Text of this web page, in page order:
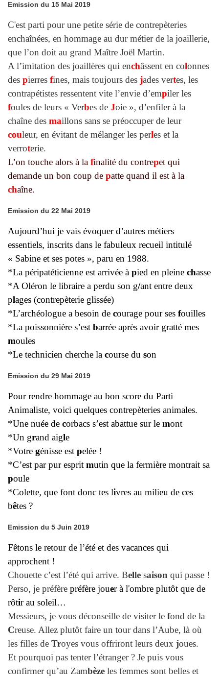
Emission du 15 Mai 2019
C'est parti pour une petite série de contrepèteries
enchaînées, en hommage au dur métier de la joaillerie,
que l’on doit au grand Maître Joël Martin.
A l’imitation des joaillères qui enchâssent en colonnes
des pierres fines, mais toujours des jades vertes, les
contrapétistes ressentent vite l’envie d’empiler les
foules de leurs « Verbes de Joie », d’enfiler à la
chaîne des maillons sans se préoccuper de leur
couleur, en évitant de mélanger les perles et la
verroterie.
L’on touche alors à la finalité du contrepet qui
demande un bon coup de patte quand il est à la
chaîne.
Emission du 22 Mai 2019
Aujourd’hui je vais évoquer d’autres métiers
essentiels, inscrits dans le fabuleux recueil intitulé
« Sabine et ses potes », paru en 1988.
*La péripatéticienne est arrivée à pied en pleine chasse
*A Oléron le libraire a perdu son g/ant entre deux
plages (contrepèterie glissée)
*L’archéologue a besoin de courage pour ses fouilles
*La poissonnière s’est barrée après avoir gratté mes
moules
*Le technicien cherche la course du son
Emission du 29 Mai 2019
Pour rendre hommage au bon score du Parti
Animaliste, voici quelques contrepèteries animales.
*Une nuée de corbacs s’est abattue sur le mont
*Un grand aigle
*Votre génisse est pelée !
*C’est par pur esprit mutin que la fermière montrait sa
poule
*Colette, que font donc tes livres au milieu de ces
bêtes ?
Emission du 5 Juin 2019
Fêtons le retour de l’été et des vacances qui
approchent !
Chouette c’est l’été qui arrive. Belle saison qui passe !
Perso, je préfère préfère jouer à l'ombre plutôt que de
rôtir au soleil…
Messieurs, je vous déconseille de visiter le fond de la
Creuse. Allez plutôt faire un tour dans l’Aube, là où
les filles de Troyes vous offriront leurs deux joues.
Et pourquoi pas tenter l’étranger ? Je puis vous
confirmer qu’au Zambèze les femmes sont belles et